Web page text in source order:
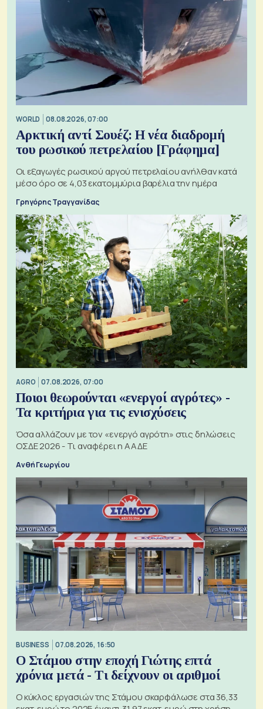
WORLD 08.08.2026, 07:00
Αρκτική αντί Σουέζ: Η νέα διαδρομή
του ρωσικού πετρελαίου [Γράφημα]
Οι εξαγωγές ρωσικού αργού πετρελαίου ανήλθαν κατά
μέσο όρο σε 4,03 εκατομμύρια βαρέλια την ημέρα
Γρηγόρης Τραγγανίδας
AGRO 07.08.2026, 07:00
Ποιοι θεωρούνται «ενεργοί αγρότες» -
Τα κριτήρια για τις ενισχύσεις
Όσα αλλάζουν με τον «ενεργό αγρότη» στις δηλώσεις
ΟΣΔΕ 2026 - Τι αναφέρει η ΑΑΔΕ
Ανθή Γεωργίου
BUSINESS 07.08.2026, 16:50
Ο Στάμου στην εποχή Γιώτης επτά
χρόνια μετά - Τι δείχνουν οι αριθμοί
Ο κύκλος εργασιών της Στάμου σκαρφάλωσε στα 36,33